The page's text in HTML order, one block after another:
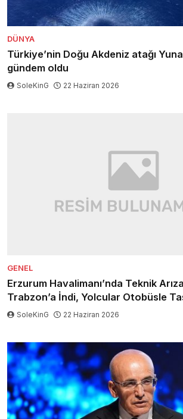
DÜNYA
Türkiye’nin Doğu Akdeniz atağı
gündem oldu
SoleKinG 22 Haziran 2026
GENEL
Erzurum Havalimanı’nda Teknik
Trabzon’a İndi, Yolcular Otobüsle
SoleKinG 22 Haziran 2026